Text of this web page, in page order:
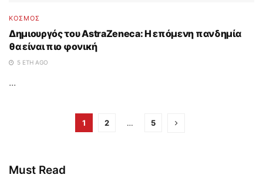
ΚΟΣΜΟΣ
Δημιουργός του AstraZeneca: Η επόμενη πανδημία
θα είναι πιο φονική
5 ΈΤΗ AGO
...
1 2 … 5
Must Read